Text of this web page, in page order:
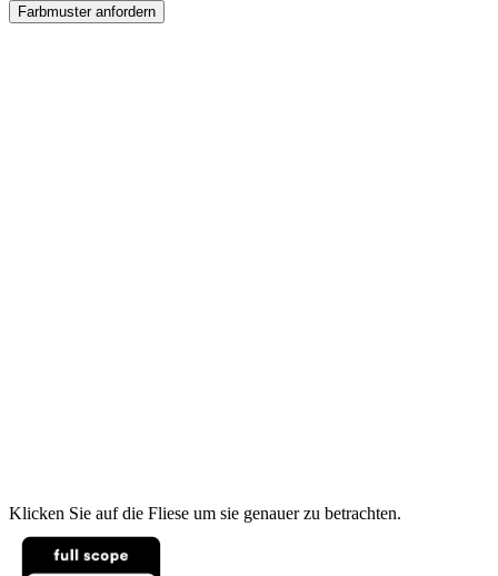
Farbmuster anfordern
Klicken Sie auf die Fliese um sie genauer zu betrachten.